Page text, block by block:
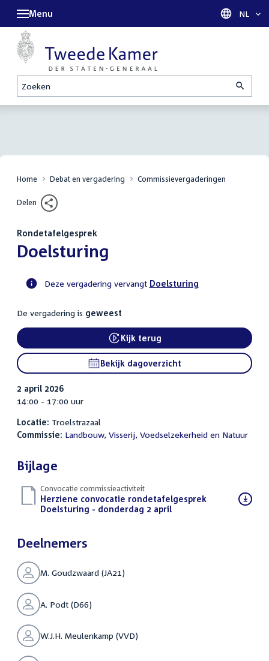
Zoeken
Menu Taal
NL
Home Debat en vergadering Commissievergaderingen
Delen
Rondetafelgesprek
:Doelsturing
commissie
activiteit
Deze vergadering vervangt Doelsturing
De vergadering is geweest
External link:
Kijk terug
Bekijk dagoverzicht
2 april 2026
14:00 - 17:00 uur
Locatie: Troelstrazaal
Commissie: Landbouw, Visserij, Voedselzekerheid en Natuur
Bijlage
Convocatie commissieactiviteit
Download
bestand:
Herziene convocatie rondetafelgesprek
Doelsturing - donderdag 2 april(PDF)
Deelnemers
M. Goudzwaard (JA21)
A. Podt (D66)
W.J.H. Meulenkamp (VVD)